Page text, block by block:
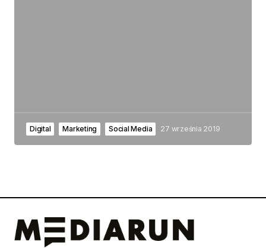
Digital Marketing Social Media 27 września 2019